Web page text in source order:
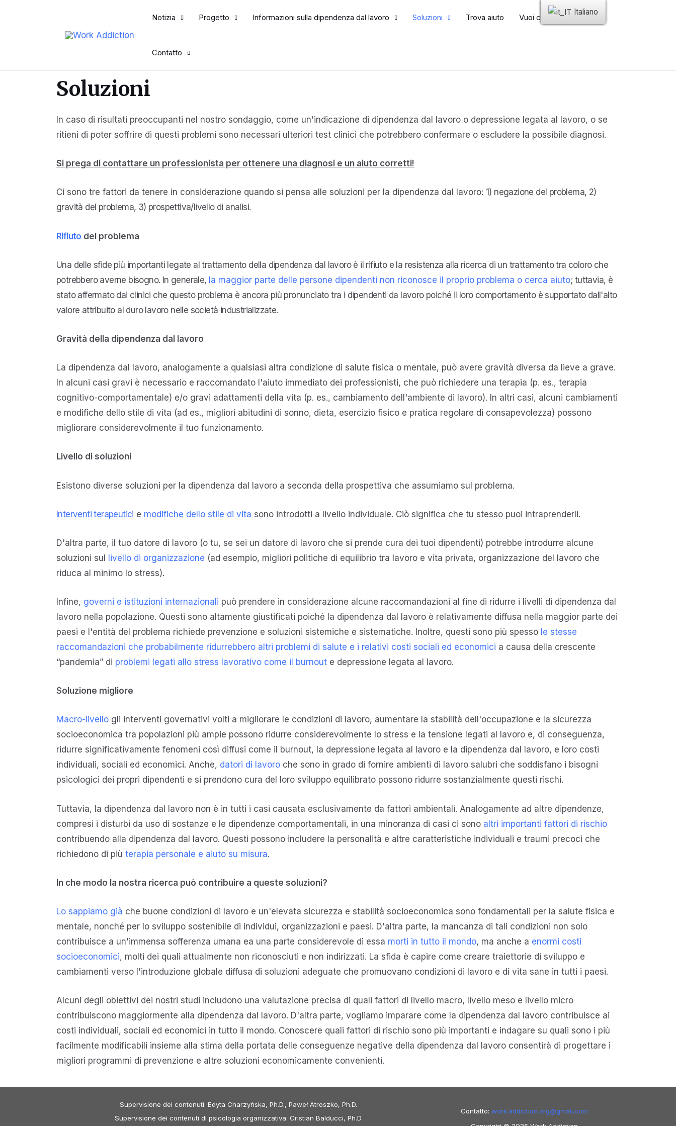
Notizia Progetto Informazioni sulla dipendenza dal lavoro Soluzioni Trova aiuto Vuoi collaborare?
Contatto
Soluzioni
In caso di risultati preoccupanti nel nostro sondaggio, come un'indicazione di dipendenza dal lavoro o depressione legata al lavoro, o se
ritieni di poter soffrire di questi problemi sono necessari ulteriori test clinici che potrebbero confermare o escludere la possibile diagnosi.
Si prega di contattare un professionista per ottenere una diagnosi e un aiuto corretti!
Ci sono tre fattori da tenere in considerazione quando si pensa alle soluzioni per la dipendenza dal lavoro: 1) negazione del problema, 2)
gravità del problema, 3) prospettiva/livello di analisi.
Rifiuto del problema
Una delle sfide più importanti legate al trattamento della dipendenza dal lavoro è il rifiuto e la resistenza alla ricerca di un trattamento tra coloro che
potrebbero averne bisogno. In generale, la maggior parte delle persone dipendenti non riconosce il proprio problema o cerca aiuto; tuttavia, è
stato affermato dai clinici che questo problema è ancora più pronunciato tra i dipendenti da lavoro poiché il loro comportamento è supportato dall'alto
valore attribuito al duro lavoro nelle società industrializzate.
Gravità della dipendenza dal lavoro
La dipendenza dal lavoro, analogamente a qualsiasi altra condizione di salute fisica o mentale, può avere gravità diversa da lieve a grave.
In alcuni casi gravi è necessario e raccomandato l'aiuto immediato dei professionisti, che può richiedere una terapia (p. es., terapia
cognitivo-comportamentale) e/o gravi adattamenti della vita (p. es., cambiamento dell'ambiente di lavoro). In altri casi, alcuni cambiamenti
e modifiche dello stile di vita (ad es., migliori abitudini di sonno, dieta, esercizio fisico e pratica regolare di consapevolezza) possono
migliorare considerevolmente il tuo funzionamento.
Livello di soluzioni
Esistono diverse soluzioni per la dipendenza dal lavoro a seconda della prospettiva che assumiamo sul problema.
Interventi terapeutici e modifiche dello stile di vita sono introdotti a livello individuale. Ciò significa che tu stesso puoi intraprenderli.
D'altra parte, il tuo datore di lavoro (o tu, se sei un datore di lavoro che si prende cura dei tuoi dipendenti) potrebbe introdurre alcune
soluzioni sul livello di organizzazione (ad esempio, migliori politiche di equilibrio tra lavoro e vita privata, organizzazione del lavoro che
riduca al minimo lo stress).
Infine, governi e istituzioni internazionali può prendere in considerazione alcune raccomandazioni al fine di ridurre i livelli di dipendenza dal
lavoro nella popolazione. Questi sono altamente giustificati poiché la dipendenza dal lavoro è relativamente diffusa nella maggior parte dei
paesi e l'entità del problema richiede prevenzione e soluzioni sistemiche e sistematiche. Inoltre, questi sono più spesso le stesse
raccomandazioni che probabilmente ridurrebbero altri problemi di salute e i relativi costi sociali ed economici a causa della crescente
“pandemia” di problemi legati allo stress lavorativo come il burnout e depressione legata al lavoro.
Soluzione migliore
Macro-livello gli interventi governativi volti a migliorare le condizioni di lavoro, aumentare la stabilità dell'occupazione e la sicurezza
socioeconomica tra popolazioni più ampie possono ridurre considerevolmente lo stress e la tensione legati al lavoro e, di conseguenza,
ridurre significativamente fenomeni così diffusi come il burnout, la depressione legata al lavoro e la dipendenza dal lavoro, e loro costi
individuali, sociali ed economici. Anche, datori di lavoro che sono in grado di fornire ambienti di lavoro salubri che soddisfano i bisogni
psicologici dei propri dipendenti e si prendono cura del loro sviluppo equilibrato possono ridurre sostanzialmente questi rischi.
Tuttavia, la dipendenza dal lavoro non è in tutti i casi causata esclusivamente da fattori ambientali. Analogamente ad altre dipendenze,
compresi i disturbi da uso di sostanze e le dipendenze comportamentali, in una minoranza di casi ci sono altri importanti fattori di rischio
contribuendo alla dipendenza dal lavoro. Questi possono includere la personalità e altre caratteristiche individuali e traumi precoci che
richiedono di più terapia personale e aiuto su misura.
In che modo la nostra ricerca può contribuire a queste soluzioni?
Lo sappiamo già che buone condizioni di lavoro e un'elevata sicurezza e stabilità socioeconomica sono fondamentali per la salute fisica e
mentale, nonché per lo sviluppo sostenibile di individui, organizzazioni e paesi. D'altra parte, la mancanza di tali condizioni non solo
contribuisce a un'immensa sofferenza umana ea una parte considerevole di essa morti in tutto il mondo, ma anche a enormi costi
socioeconomici, molti dei quali attualmente non riconosciuti e non indirizzati. La sfida è capire come creare traiettorie di sviluppo e
cambiamenti verso l'introduzione globale diffusa di soluzioni adeguate che promuovano condizioni di lavoro e di vita sane in tutti i paesi.
Alcuni degli obiettivi dei nostri studi includono una valutazione precisa di quali fattori di livello macro, livello meso e livello micro
contribuiscono maggiormente alla dipendenza dal lavoro. D'altra parte, vogliamo imparare come la dipendenza dal lavoro contribuisce ai
costi individuali, sociali ed economici in tutto il mondo. Conoscere quali fattori di rischio sono più importanti e indagare su quali sono i più
facilmente modificabili insieme alla stima della portata delle conseguenze negative della dipendenza dal lavoro consentirà di progettare i
migliori programmi di prevenzione e altre soluzioni economicamente convenienti.
Supervisione dei contenuti: Edyta Charzyńska, Ph.D., Paweł Atroszko, Ph.D.
Supervisione dei contenuti di psicologia organizzativa: Cristian Balducci, Ph.D.
Contatto:work.addiction.org@gmail.com
Italiano